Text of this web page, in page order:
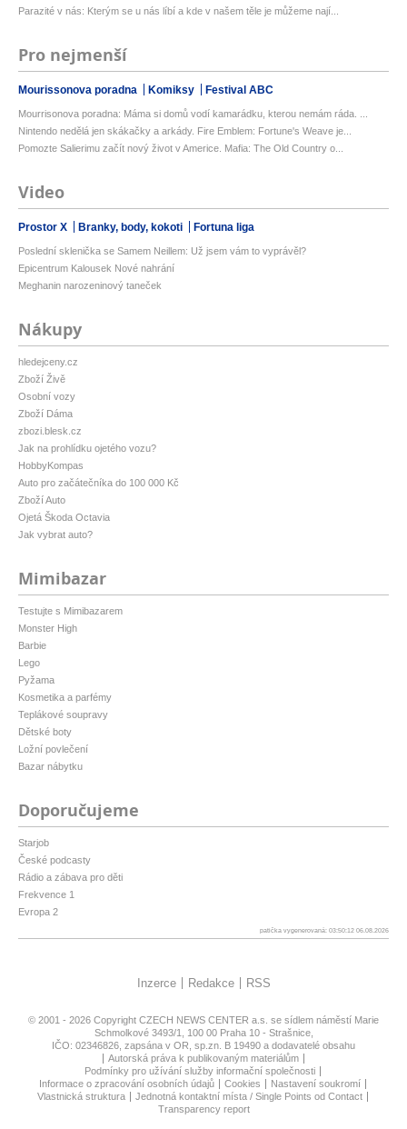
Parazité v nás: Kterým se u nás líbí a kde v našem těle je můžeme nají...
Pro nejmenší
Mourissonova poradna Komiksy Festival ABC
Mourrisonova poradna: Máma si domů vodí kamarádku, kterou nemám ráda. ...
Nintendo nedělá jen skákačky a arkády. Fire Emblem: Fortune's Weave je...
Pomozte Salierimu začít nový život v Americe. Mafia: The Old Country o...
Video
Prostor X Branky, body, kokoti Fortuna liga
Poslední sklenička se Samem Neillem: Už jsem vám to vyprávěl?
Epicentrum Kalousek Nové nahrání
Meghanin narozeninový taneček
Nákupy
hledejceny.cz
Zboží Živě
Osobní vozy
Zboží Dáma
zbozi.blesk.cz
Jak na prohlídku ojetého vozu?
HobbyKompas
Auto pro začátečníka do 100 000 Kč
Zboží Auto
Ojetá Škoda Octavia
Jak vybrat auto?
Mimibazar
Testujte s Mimibazarem
Monster High
Barbie
Lego
Pyžama
Kosmetika a parfémy
Teplákové soupravy
Dětské boty
Ložní povlečení
Bazar nábytku
Doporučujeme
Starjob
České podcasty
Rádio a zábava pro děti
Frekvence 1
Evropa 2
patička vygenerovaná: 03:50:12 06.08.2026
Inzerce Redakce RSS
© 2001 - 2026 Copyright CZECH NEWS CENTER a.s. se sídlem náměstí Marie
Schmolkové 3493/1, 100 00 Praha 10 - Strašnice,
IČO: 02346826, zapsána v OR, sp.zn. B 19490 a dodavatelé obsahu
Autorská práva k publikovaným materiálům
Podmínky pro užívání služby informační společnosti
Informace o zpracování osobních údajů
Cookies
Nastavení soukromí
Vlastnická struktura
Jednotná kontaktní místa / Single Points od Contact
Transparency report